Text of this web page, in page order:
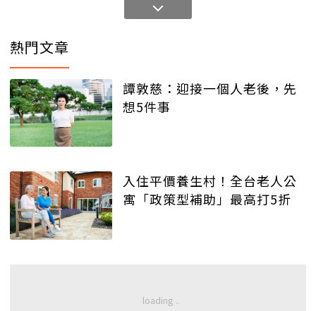
熱門文章
譚敦慈：迎接一個人老後，先
想5件事
入住平價養生村！全台老人公
寓「政策型補助」最高打5折